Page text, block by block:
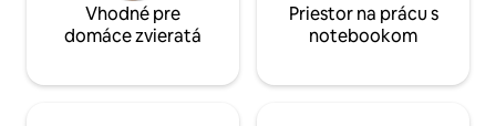
Vhodné pre
domáce zvieratá
Priestor na prácu s
notebookom